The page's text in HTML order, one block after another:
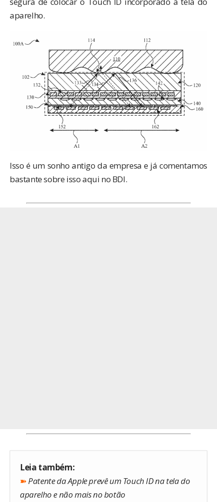
aparelho.
Isso é um sonho antigo da empresa e já comentamos
bastante sobre isso aqui no BDI.
Leia também:
➽Patente da Apple prevê um Touch ID na tela do
aparelho e não mais no botão